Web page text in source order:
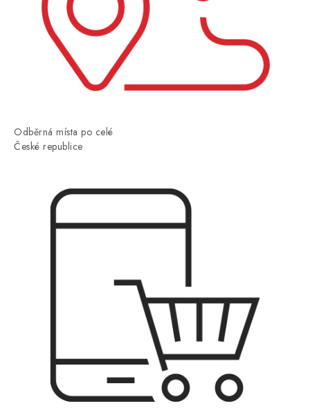
Odběrná místa po celé
České republice